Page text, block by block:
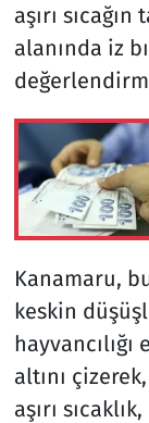
aşırı
alanında iz
Kanamaru,
keskin
altını
aşırı